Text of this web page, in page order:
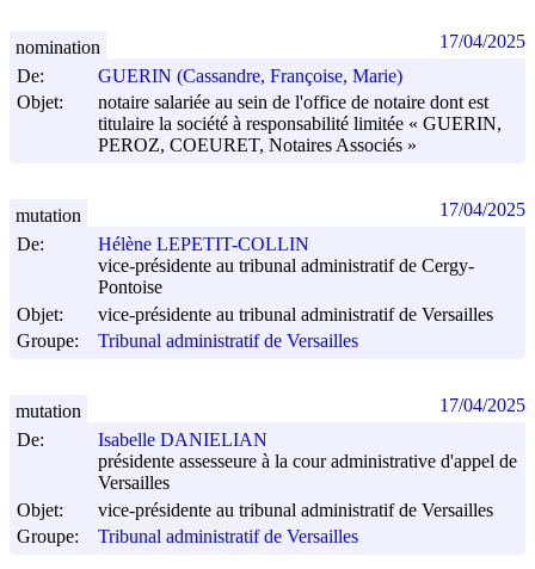
De:
GUERIN (Cassandre, Françoise, Marie)
Objet:
notaire salariée au sein de l'office de notaire dont est
titulaire la société à responsabilité limitée « GUERIN,
PEROZ, COEURET, Notaires Associés »
nomination 17/04/2025
De:
Hélène LEPETIT-COLLIN
vice-présidente au tribunal administratif de Cergy-
Pontoise
Objet:
vice-présidente au tribunal administratif de Versailles
Groupe:
Tribunal administratif de Versailles
mutation 17/04/2025
De:
Isabelle DANIELIAN
présidente assesseure à la cour administrative d'appel de
Versailles
Objet:
vice-présidente au tribunal administratif de Versailles
Groupe:
Tribunal administratif de Versailles
mutation 17/04/2025